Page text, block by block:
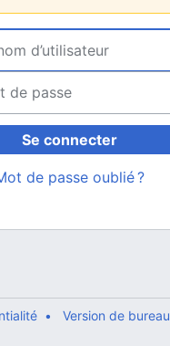
Se connecter
de passe oublié ?
Version de bureau